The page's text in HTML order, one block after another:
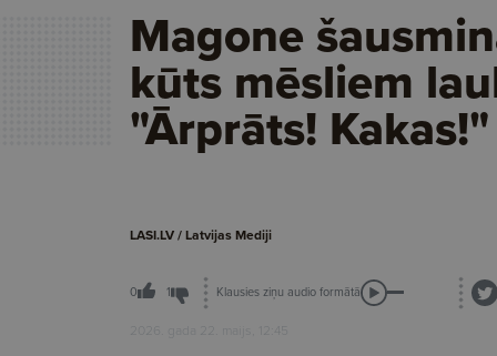
Magone
kūts mēsliem
"Ārprāts! Kakas!"
LASI.LV / Latvijas Mediji
0 1 Klausies ziņu audio formātā
2026. gada 22. maijs, 12:45